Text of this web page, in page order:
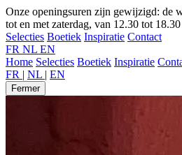
Onze openingsuren zijn gewijzigd: de
tot en met zaterdag, van 12.30 tot
Selecties Boetiek Inspiratie Contact
FR NL EN
Home Selecties Boetiek Inspiratie
FR | NL | EN
Fermer